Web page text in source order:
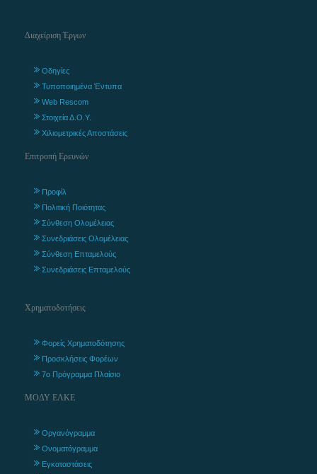
Διαχείριση Έργων
Οδηγίες
Τυποποιημένα Έντυπα
Web Rescom
Στοιχεία Δ.Ο.Υ.
Χιλιομετρικές Αποστάσεις
Επιτροπή Ερευνών
Προφίλ
Πολιτική Ποιότητας
Σύνθεση Ολομέλειας
Συνεδριάσεις Ολομέλειας
Σύνθεση Επταμελούς
Συνεδριάσεις Επταμελούς
Χρηματοδοτήσεις
Φορείς Χρηματοδότησης
Προσκλήσεις Φορέων
7ο Πρόγραμμα Πλαίσιο
ΜΟΔΥ ΕΛΚΕ
Οργανόγραμμα
Ονοματόγραμμα
Εγκαταστάσεις